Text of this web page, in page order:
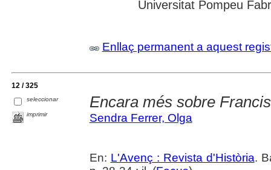
Universitat Pompeu
Enllaç permanent a aquest
12 / 325
seleccionar
imprimir
Encara més sobre
Sendra Ferrer, Olga
En: L'Avenç : Revista d'Història.